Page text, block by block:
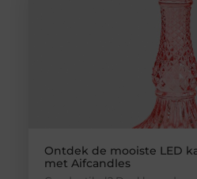
Ontdek de mooiste LED
met Aifcandles